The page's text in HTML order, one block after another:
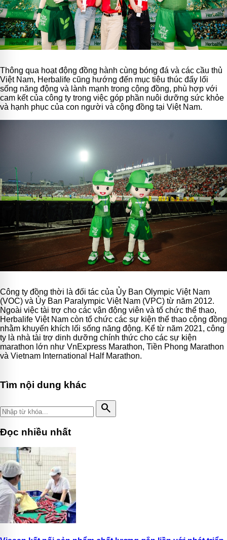
Thông qua hoạt động đồng hành cùng bóng đá và các cầu thủ
Việt Nam, Herbalife cũng hướng đến mục tiêu thúc đẩy lối
sống năng động và lành mạnh trong cộng đồng, phù hợp với
cam kết của công ty trong việc góp phần nuôi dưỡng sức khỏe
và hạnh phục của con người và cộng đồng tại Việt Nam.
Công ty đồng thời là đối tác của Ủy Ban Olympic Việt Nam
(VOC) và Ủy Ban Paralympic Việt Nam (VPC) từ năm 2012.
Ngoài việc tài trợ cho các vận động viên và tổ chức thể thao,
Herbalife Việt Nam còn tổ chức các sự kiện thể thao cộng đồng
nhằm khuyến khích lối sống năng động. Kể từ năm 2021, công
ty là nhà tài trợ dinh dưỡng chính thức cho các sự kiện
marathon lớn như VnExpress Marathon, Tiền Phong Marathon
và Vietnam International Half Marathon.
Tìm nội dung khác
search
Đọc nhiều nhất